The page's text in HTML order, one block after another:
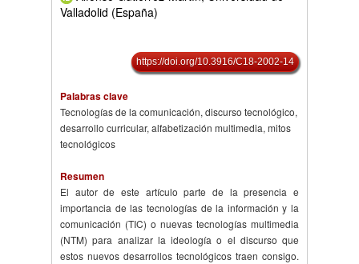
Valladolid (España)
https://doi.org/10.3916/C18-2002-14
Palabras clave
Tecnologías de la comunicación, discurso tecnológico,
desarrollo curricular, alfabetización multimedia, mitos
tecnológicos
Resumen
El autor de este artículo parte de la presencia e
importancia de las tecnologías de la información y la
comunicación (TIC) o nuevas tecnologías multimedia
(NTM) para analizar la ideología o el discurso que
estos nuevos desarrollos tecnológicos traen consigo.